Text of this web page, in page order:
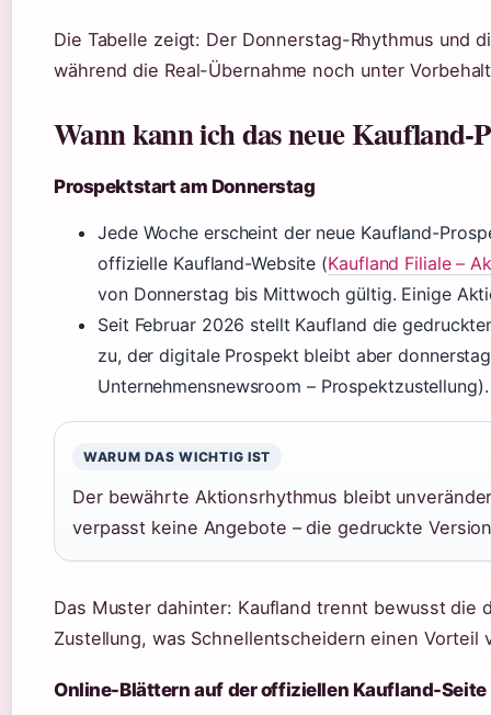
Die Tabelle zeigt: Der Donnerstag-Rhythmus und
während die Real-Übernahme noch unter
Wann kann ich das neue Kaufland-
Prospektstart am Donnerstag
Jede Woche erscheint der neue Kaufland-
offizielle Kaufland-Website (Kaufland Filiale –
von Donnerstag bis Mittwoch gültig. Einige
Seit Februar 2026 stellt Kaufland die
zu, der digitale Prospekt bleibt aber
Unternehmensnewsroom – Prospektzustellung).
WARUM DAS WICHTIG IST
Der bewährte Aktionsrhythmus bleibt
verpasst keine Angebote – die gedruckte
Das Muster dahinter: Kaufland trennt bewusst die
Zustellung, was Schnellentscheidern einen Vorteil
Online-Blättern auf der offiziellen Kaufland-Seite